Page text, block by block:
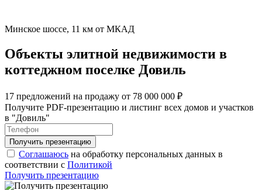
Минское шоссе, 11 км от МКАД
Объекты элитной недвижимости в
коттеджном поселке Довиль
17 предложений на продажу от 78 000 000 ₽
Получите PDF-презентацию и листинг всех домов и участков
в "Довиль"
Соглашаюсь на обработку персональных данных в
соответствии с Политикой
Получить презентацию